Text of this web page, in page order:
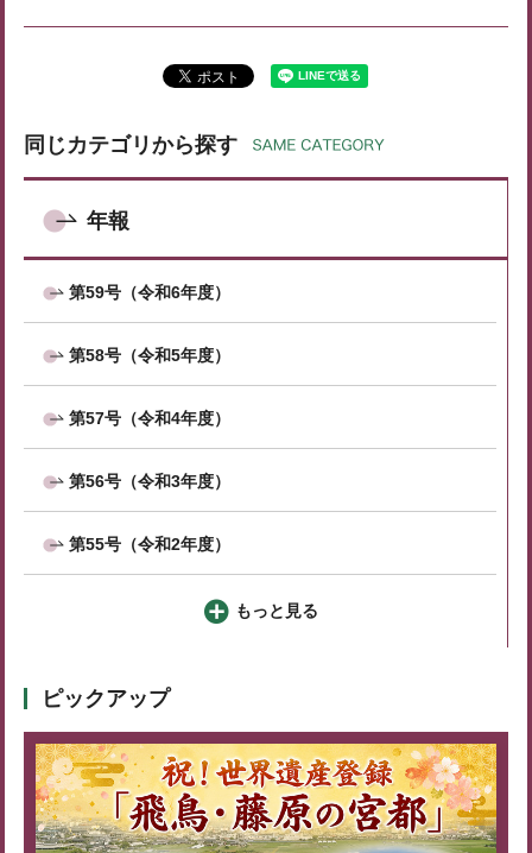
同じカテゴリから探す
年報
第59号（令和6年度）
第58号（令和5年度）
第57号（令和4年度）
第56号（令和3年度）
第55号（令和2年度）
もっと見る
ピックアップ